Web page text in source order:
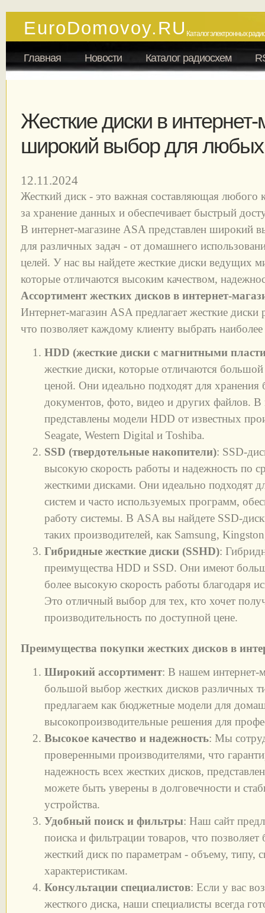
EuroDomovoy.RU Каталог электронных
Главная Новости Каталог радиосхем
Жесткие диски в
широкий выбор для
12.11.2024
Жесткий диск - это важная составляющая любого
за хранение данных и обеспечивает быстрый
В интернет-магазине ASA представлен широкий
для различных задач - от домашнего
целей. У нас вы найдете жесткие диски ведущих
которые отличаются высоким качеством,
Ассортимент жестких дисков в интернет-
Интернет-магазин ASA предлагает жесткие
что позволяет каждому клиенту выбрать
HDD (жесткие диски с магнитными
жесткие диски, которые отличаются
ценой. Они идеально подходят для
документов, фото, видео и других файлов. В
представлены модели HDD от известных
Seagate, Western Digital и Toshiba.
SSD (твердотельные накопители): SSD-
высокую скорость работы и надежность по
жесткими дисками. Они идеально подходят
систем и часто используемых программ,
работу системы. В ASA вы найдете SSD-
таких производителей, как Samsung,
Гибридные жесткие диски (SSHD):
преимущества HDD и SSD. Они имеют
более высокую скорость работы благодаря
Это отличный выбор для тех, кто хочет
производительность по доступной цене.
Преимущества покупки жестких дисков в
Широкий ассортимент: В нашем интернет-
большой выбор жестких дисков различных
предлагаем как бюджетные модели для
высокопроизводительные решения для
Высокое качество и надежность: Мы
проверенными производителями, что
надежность всех жестких дисков,
можете быть уверены в долговечности и
устройства.
Удобный поиск и фильтры: Наш сайт
поиска и фильтрации товаров, что
жесткий диск по параметрам - объему, типу,
характеристикам.
Консультации специалистов: Если у вас
жесткого диска, наши специалисты всегда